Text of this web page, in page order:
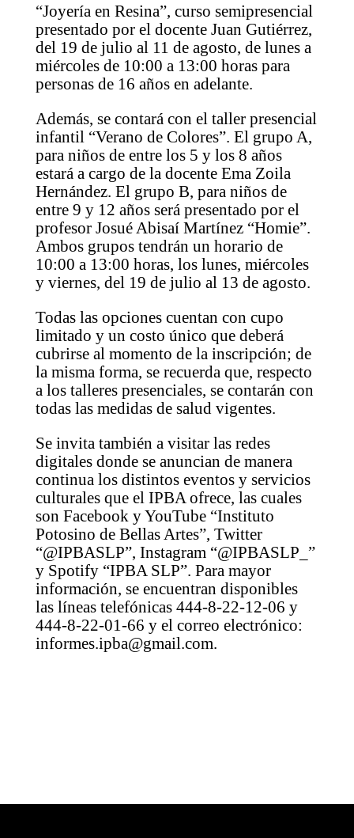
“Joyería en Resina”, curso semipresencial
presentado por el docente Juan Gutiérrez,
del 19 de julio al 11 de agosto, de lunes a
miércoles de 10:00 a 13:00 horas para
personas de 16 años en adelante.
Además, se contará con el taller presencial
infantil “Verano de Colores”. El grupo A,
para niños de entre los 5 y los 8 años
estará a cargo de la docente Ema Zoila
Hernández. El grupo B, para niños de
entre 9 y 12 años será presentado por el
profesor Josué Abisaí Martínez “Homie”.
Ambos grupos tendrán un horario de
10:00 a 13:00 horas, los lunes, miércoles
y viernes, del 19 de julio al 13 de agosto.
Todas las opciones cuentan con cupo
limitado y un costo único que deberá
cubrirse al momento de la inscripción; de
la misma forma, se recuerda que, respecto
a los talleres presenciales, se contarán con
todas las medidas de salud vigentes.
Se invita también a visitar las redes
digitales donde se anuncian de manera
continua los distintos eventos y servicios
culturales que el IPBA ofrece, las cuales
son Facebook y YouTube “Instituto
Potosino de Bellas Artes”, Twitter
“@IPBASLP”, Instagram “@IPBASLP_”
y Spotify “IPBA SLP”. Para mayor
información, se encuentran disponibles
las líneas telefónicas 444-8-22-12-06 y
444-8-22-01-66 y el correo electrónico:
informes.ipba@gmail.com.